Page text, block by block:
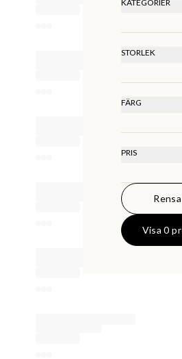
HÖGSTA
KATEGORIER
Koppar &
STORLEK
Onesize
FÄRG
PRIS
0KR
Visa 0